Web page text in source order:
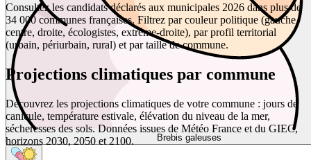
Brebis galeuses
Consultez les candidats déclarés aux municipales 2026 dans plus de
34 000 communes françaises. Filtrez par couleur politique (gauche,
centre, droite, écologistes, extrême-droite), par profil territorial
(urbain, périurbain, rural) et par taille de commune.
Projections climatiques par commune
Découvrez les projections climatiques de votre commune : jours de
canicule, température estivale, élévation du niveau de la mer,
sécheresses des sols. Données issues de Météo France et du GIEC,
horizons 2030, 2050 et 2100.